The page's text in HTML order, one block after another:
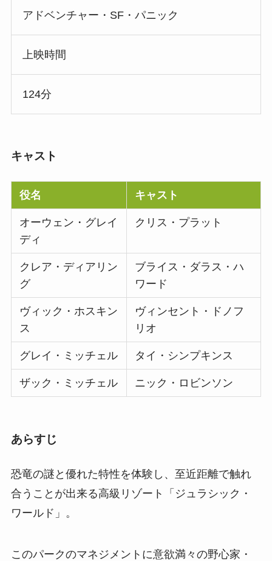
アドベンチャー・SF・パニック
上映時間
124分
キャスト
役名 キャスト
オーウェン・グレイ
ディ
クリス・プラット
クレア・ディアリン
グ
ブライス・ダラス・ハ
ワード
ヴィック・ホスキン
ス
ヴィンセント・ドノフ
リオ
グレイ・ミッチェル タイ・シンプキンス
ザック・ミッチェル ニック・ロビンソン
あらすじ
恐竜の謎と優れた特性を体験し、至近距離で触れ
合うことが出来る高級リゾート「ジュラシック・
ワールド」。
このパークのマネジメントに意欲満々の野心家・